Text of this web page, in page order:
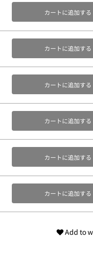
カートに追加する
カートに追加する
カートに追加する
カートに追加する
カートに追加する
カートに追加する
Add to